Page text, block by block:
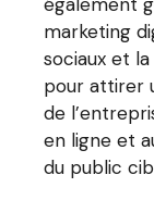
marketing
sociaux et
pour attirer
de
en ligne et
du public